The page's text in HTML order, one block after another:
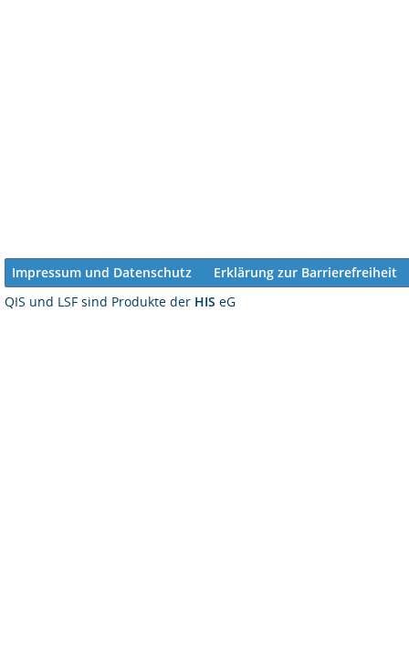
Impressum und Datenschutz
Erklärung zur Barrierefreiheit
QIS und LSF sind Produkte der HIS eG